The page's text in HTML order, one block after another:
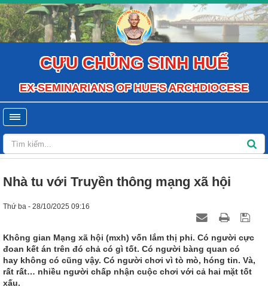
CỰU CHỦNG SINH HUẾ
EX-SEMINARIANS OF HUE'S ARCHDIOCESE
Nhà tu với Truyền thông mạng xã hội
Thứ ba - 28/10/2025 09:16
Không gian Mạng xã hội (mxh) vốn lắm thị phi. Có người cực
đoan kết án trên đó chả có gì tốt. Có người bàng quan có
hay không có cũng vậy. Có người chơi vì tò mò, hóng tin. Và,
rất rất… nhiều người chấp nhận cuộc chơi với cả hai mặt tốt
xấu.